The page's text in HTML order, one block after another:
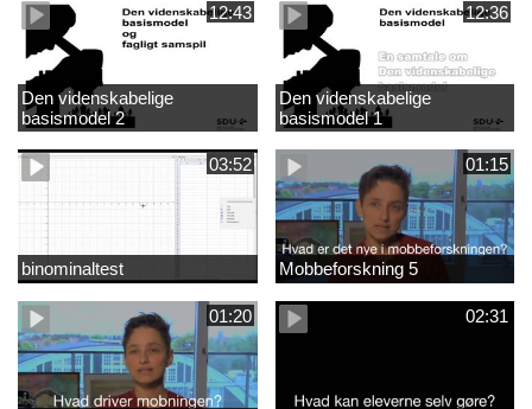
12:43
Den videnskabelige
basismodel 2
12:36
Den videnskabelige
basismodel 1
03:52
binominaltest
01:15
Mobbeforskning 5
01:20 02:31